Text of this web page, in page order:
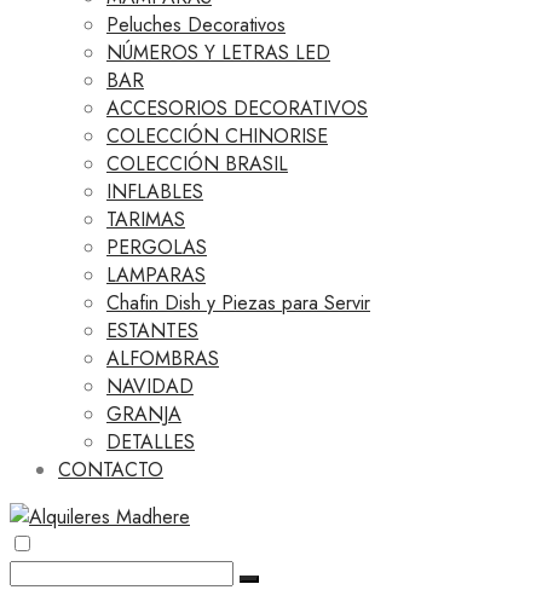
Peluches Decorativos
NÚMEROS Y LETRAS LED
BAR
ACCESORIOS DECORATIVOS
COLECCIÓN CHINORISE
COLECCIÓN BRASIL
INFLABLES
TARIMAS
PERGOLAS
LAMPARAS
Chafin Dish y Piezas para Servir
ESTANTES
ALFOMBRAS
NAVIDAD
GRANJA
DETALLES
CONTACTO